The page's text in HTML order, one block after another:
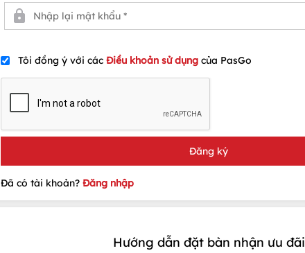
Tôi đồng ý với các Điều khoản sử dụng của PasGo
Đã có tài khoản? Đăng nhập
Hướng dẫn đặt bàn nhận ưu đãi